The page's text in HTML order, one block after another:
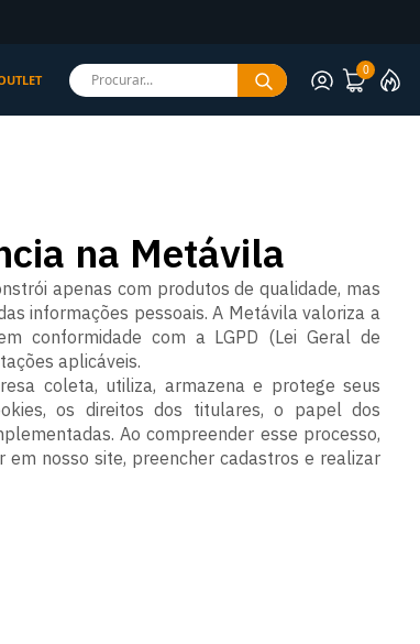
Procurar...
0
na Metávila
apenas com produtos de qualidade, mas
informações pessoais. A Metávila valoriza a
conformidade com a LGPD (Lei Geral de
aplicáveis.
coleta, utiliza, armazena e protege seus
os direitos dos titulares, o papel dos
Ao compreender esse processo,
nosso site, preencher cadastros e realizar